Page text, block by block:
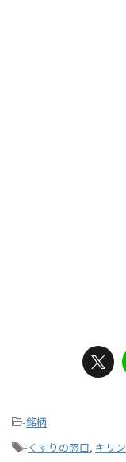
-銘柄
-くすりの窓口, キリン